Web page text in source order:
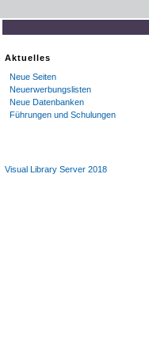
Aktuelles
Neue Seiten
Neuerwerbungslisten
Neue Datenbanken
Führungen und Schulungen
Visual Library Server 2018